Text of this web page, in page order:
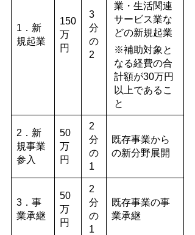
1．新
規起業
150
万
円
3
分
の
2
業・生活関連
サービス業な
どの新規起業
※補助対象と
なる経費の合
計額が30万円
以上であるこ
と
2．新
規事業
参入
50
万
円
2
分
の
1
既存事業から
の新分野展開
3．事
業承継
50
万
円
2
分
の
1
既存事業の事
業承継